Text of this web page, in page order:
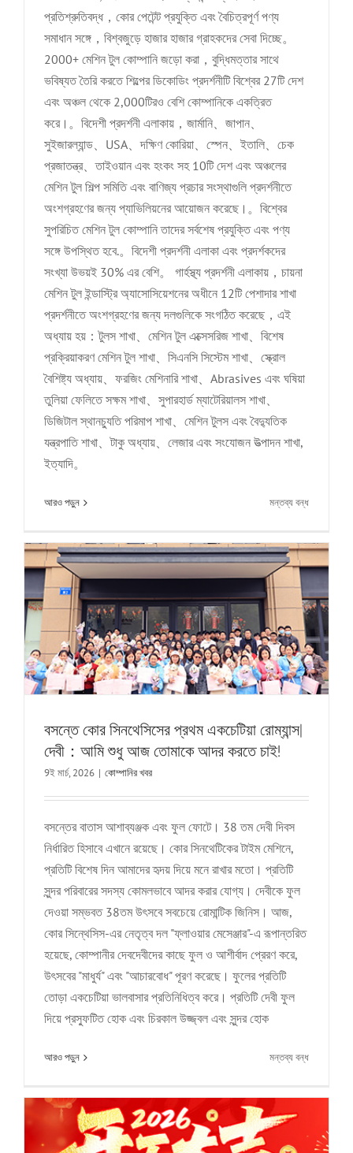
প্রতিশ্রুতিবদ্ধ，কোর পেটেন্ট প্রযুক্তি এবং বৈচিত্রপূর্ণ পণ্য
সমাধান সঙ্গে，বিশ্বজুড়ে হাজার হাজার গ্রাহকদের সেবা দিচ্ছে。
2000+ মেশিন টুল কোম্পানি জড়ো করা，বুদ্ধিমত্তার সাথে
ভবিষ্যত তৈরি করতে শিল্পের ডিকোডিং প্রদর্শনীটি বিশ্বের 27টি দেশ
এবং অঞ্চল থেকে 2,000টিরও বেশি কোম্পানিকে একত্রিত
করে।。বিদেশী প্রদর্শনী এলাকায়，জার্মানি、জাপান、
সুইজারল্যান্ড、USA、দক্ষিণ কোরিয়া、স্পেন、ইতালি、চেক
প্রজাতন্ত্র、তাইওয়ান এবং হংকং সহ 10টি দেশ এবং অঞ্চলের
মেশিন টুল শিল্প সমিতি এবং বাণিজ্য প্রচার সংস্থাগুলি প্রদর্শনীতে
অংশগ্রহণের জন্য প্যাভিলিয়নের আয়োজন করেছে।。বিশ্বের
সুপরিচিত মেশিন টুল কোম্পানি তাদের সর্বশেষ প্রযুক্তি এবং পণ্য
সঙ্গে উপস্থিত হবে.。বিদেশী প্রদর্শনী এলাকা এবং প্রদর্শকদের
সংখ্যা উভয়ই 30% এর বেশি。 গার্হস্থ্য প্রদর্শনী এলাকায়，চায়না
মেশিন টুল ইন্ডাস্ট্রি অ্যাসোসিয়েশনের অধীনে 12টি পেশাদার শাখা
প্রদর্শনীতে অংশগ্রহণের জন্য দলগুলিকে সংগঠিত করেছে，এই
অধ্যায় হয়：টুলস শাখা、মেশিন টুল এক্সেসরিজ শাখা、বিশেষ
প্রক্রিয়াকরণ মেশিন টুল শাখা、সিএনসি সিস্টেম শাখা、স্ক্রোল
বৈশিষ্ট্য অধ্যায়、ফরজিং মেশিনারি শাখা、Abrasives এবং ঘষিয়া
তুলিয়া ফেলিতে সক্ষম শাখা、সুপারহার্ড ম্যাটেরিয়ালস শাখা、
ডিজিটাল স্থানচ্যুতি পরিমাপ শাখা、মেশিন টুলস এবং বৈদ্যুতিক
যন্ত্রপাতি শাখা、টাকু অধ্যায়、লেজার এবং সংযোজন উত্পাদন শাখা,
ইত্যাদি。
আরও পড়ুন মন্তব্য বন্ধচালু
সাংহাইতে
14
চীন
CNC
মেশিন
টুল
প্রদর্শনীতে
উপস্থিত
বসন্তে কোর সিনথেসিসের প্রথম একচেটিয়া রোম্যান্স|দেবী：
বসন্তে কোর সিনথেসিসের প্রথম একচেটিয়া রোম্যান্স|
দেবী：আমি শুধু আজ তোমাকে আদর করতে চাই!
9ই মার্চ, 2026 | কোম্পানির খবর
বসন্তের বাতাস আশাব্যঞ্জক এবং ফুল ফোটে। 38 তম দেবী দিবস
নির্ধারিত হিসাবে এখানে রয়েছে। কোর সিনথেটিকের টাইম মেশিনে,
প্রতিটি বিশেষ দিন আমাদের হৃদয় দিয়ে মনে রাখার মতো। প্রতিটি
সুন্দর পরিবারের সদস্য কোমলভাবে আদর করার যোগ্য। দেবীকে ফুল
দেওয়া সম্ভবত 38তম উৎসবে সবচেয়ে রোমান্টিক জিনিস। আজ,
কোর সিন্থেসিস-এর নেতৃত্ব দল "ফ্লাওয়ার মেসেঞ্জার"-এ রূপান্তরিত
হয়েছে, কোম্পানীর দেবদেবীদের কাছে ফুল ও আশীর্বাদ প্রেরণ করে,
উৎসবের "মাধুর্য" এবং "আচারবোধ" পূরণ করেছে। ফুলের প্রতিটি
তোড়া একচেটিয়া ভালবাসার প্রতিনিধিত্ব করে। প্রতিটি দেবী ফুল
দিয়ে প্রস্ফুটিত হোক এবং চিরকাল উজ্জ্বল এবং সুন্দর হোক
আরও পড়ুন মন্তব্য বন্ধচালু
একচেটিয়া
কোর সিনথেসিস-গোল্ডেন হর্স নতুন বছরকে স্বাগত জানাতে
দৌড়াদৌড়ি করছে，নির্মাণ এবং মহান পরিকল্পনা সঙ্গে